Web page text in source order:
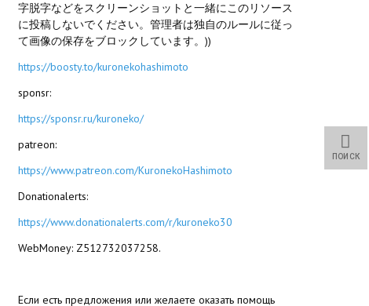
字脱字などをスクリーンショットと一緒にこのリソース
に投稿しないでください。管理者は独自のルールに従っ
て画像の保存をブロックしています。))
https://boosty.to/kuronekohashimoto
sponsr:
https://sponsr.ru/kuroneko/
patreon:
https://www.patreon.com/KuronekoHashimoto
Donationalerts:
https://www.donationalerts.com/r/kuroneko30
WebMoney: Z512732037258.
Если есть предложения или желаете оказать помощь
ПОИСК